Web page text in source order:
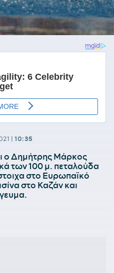
| 10:35
ο Δημήτρης Μάρκος
των 100 μ. πεταλούδα
στο Ευρωπαϊκό
στο Καζάν και